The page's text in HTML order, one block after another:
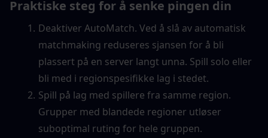
Praktiske steg for å senke pingen din
Deaktiver AutoMatch. Ved å slå av automatisk
matchmaking reduseres sjansen for å bli
plassert på en server langt unna. Spill solo eller
bli med i regionspesifikke lag i stedet.
Spill på lag med spillere fra samme region.
Grupper med blandede regioner utløser
suboptimal ruting for hele gruppen.